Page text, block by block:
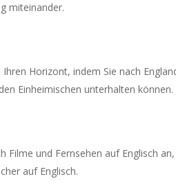
miteinander.
Ihren Horizont, indem Sie nach
Einheimischen unterhalten können.
Filme und Fernsehen auf Englisch
auf Englisch.